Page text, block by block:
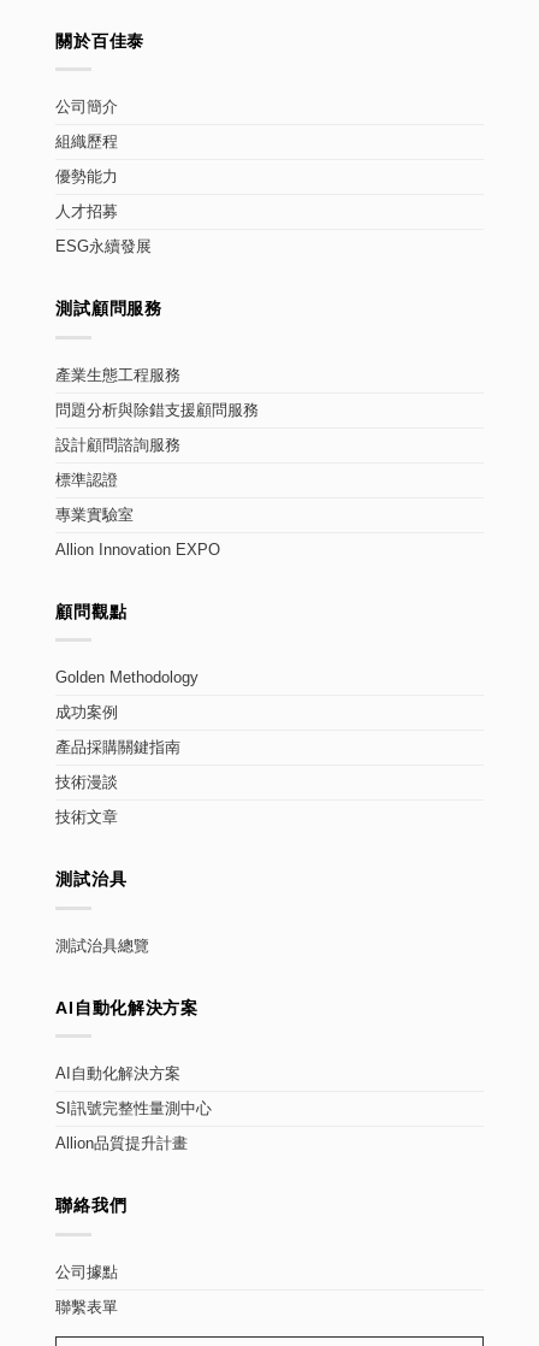
關於百佳泰
公司簡介
組織歷程
優勢能力
人才招募
ESG永續發展
測試顧問服務
產業生態工程服務
問題分析與除錯支援顧問服務
設計顧問諮詢服務
標準認證
專業實驗室
Allion Innovation EXPO
顧問觀點
Golden Methodology
成功案例
產品採購關鍵指南
技術漫談
技術文章
測試治具
測試治具總覽
AI自動化解決方案
AI自動化解決方案
SI訊號完整性量測中心
Allion品質提升計畫
聯絡我們
公司據點
聯繫表單